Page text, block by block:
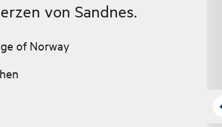
von Sandnes.
of Norway